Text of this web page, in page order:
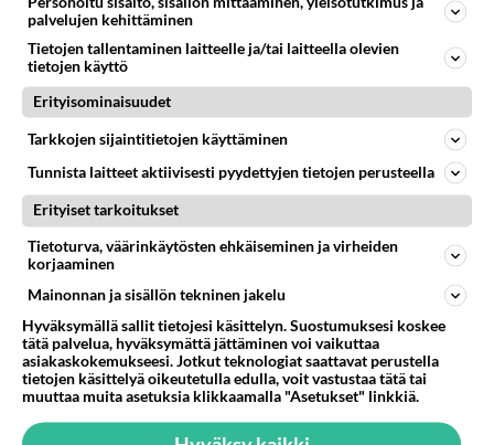
Julkisella sektorilla henkilöstö on paisunut koko
maassa verovaroin rahoitettujen sivuhankkeiden
myötä. Tällaiset kisai...
10.07.2026 20:24 0
palvelujen kehittäminen
Tietojen tallentaminen laitteelle ja/tai laitteella olevien
tietojen käyttö
Erityisominaisuudet
Tarkkojen sijaintitietojen käyttäminen
Tunnista laitteet aktiivisesti pyydettyjen tietojen perusteella
Erityiset tarkoitukset
Tietoturva, väärinkäytösten ehkäiseminen ja virheiden
korjaaminen
Mainonnan ja sisällön tekninen jakelu
Hyväksymällä sallit tietojesi käsittelyn. Suostumuksesi koskee
tätä palvelua, hyväksymättä jättäminen voi vaikuttaa
asiakaskokemukseesi. Jotkut teknologiat saattavat perustella
tietojen käsittelyä oikeutetulla edulla, voit vastustaa tätä tai
muuttaa muita asetuksia klikkaamalla "Asetukset" linkkiä.